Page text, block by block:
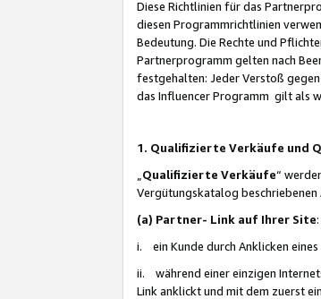
Diese Richtlinien für das
diesen Programmrichtlinien
Bedeutung. Die Rechte und
Partnerprogramm gelten nach
festgehalten: Jeder Verstoß
das Influencer Programm gilt als
1. Qualifizierte Verkäufe und
Qualifizierte Verkäufe“
Vergütungskatalog beschriebenen
(a) Partner- Link auf Ihrer Site:
i. ein Kunde durch Anklicken
ii. während einer einzigen
Link anklickt und mit dem zuerst